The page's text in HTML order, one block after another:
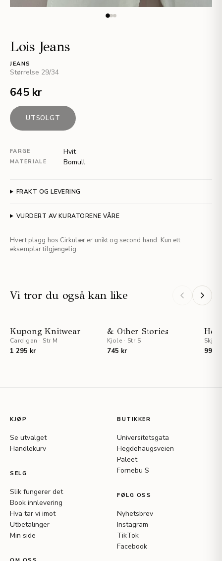
Lois Jeans
JEANS
Størrelse 29/34
645 kr
UTSOLGT
FARGE Hvit
MATERIALE Bomull
FRAKT OG LEVERING
VURDERT AV KURATORENE VÅRE
Hvert plagg hos Cirkulær er unikt og second hand. Kun ett
eksemplar tilgjengelig.
Vi tror du også kan like
Kupong Knitwear
Cardigan · Str M
1 295 kr
& Other Stories
Kjole · Str S
745 kr 995
KJØP
Se utvalget
Handlekurv
SELG
Slik fungerer det
Book innlevering
Hva tar vi imot
Utbetalinger
Min side
BUTIKKER
Universitetsgata
Hegdehaugsveien
Paleet
Fornebu S
FØLG OSS
Nyhetsbrev
Instagram
TikTok
Facebook